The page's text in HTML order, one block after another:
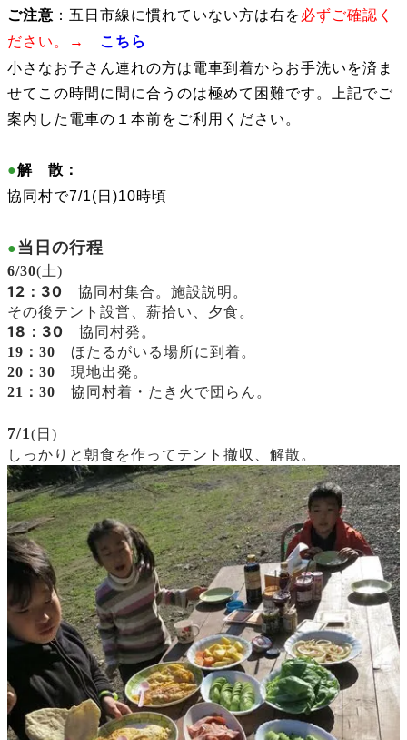
ご注意 ： 五日市線に慣れていない方は右を必ずご確認く
ださい。
→ こちら
小さなお子さん連れの方は電車到着からお手洗いを済ま
せてこの時間に間に合うのは極めて困難です。上記でご
案内した電車の１本前をご利用ください。
●解 散：
協同村で7/1(日)10時頃
●当日の行程
6/30(土)
12：30 協同村集合。施設説明。
その後テント設営、薪拾い、夕食。
18：30 協同村発。
19：30 ほたるがいる場所に到着。
20：30 現地出発。
21：30 協同村着・ たき火で団らん。
7/1(日)
しっかりと朝食を作ってテント撤収、解散。